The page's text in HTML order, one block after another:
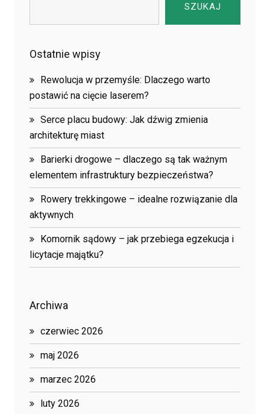
SZUKAJ
Ostatnie wpisy
Rewolucja w przemyśle: Dlaczego warto
postawić na cięcie laserem?
Serce placu budowy: Jak dźwig zmienia
architekturę miast
Barierki drogowe – dlaczego są tak ważnym
elementem infrastruktury bezpieczeństwa?
Rowery trekkingowe – idealne rozwiązanie dla
aktywnych
Komornik sądowy – jak przebiega egzekucja i
licytacje majątku?
Archiwa
czerwiec 2026
maj 2026
marzec 2026
luty 2026